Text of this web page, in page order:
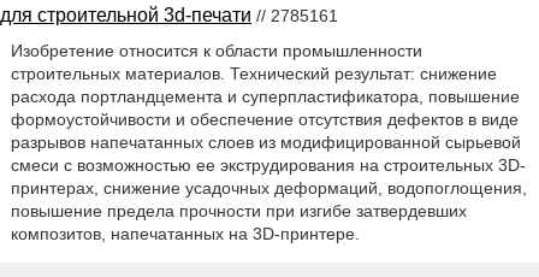
для строительной 3d-печати // 2785161
Изобретение относится к области промышленности
строительных материалов. Технический результат: снижение
расхода портландцемента и суперпластификатора, повышение
формоустойчивости и обеспечение отсутствия дефектов в виде
разрывов напечатанных слоев из модифицированной сырьевой
смеси с возможностью ее экструдирования на строительных 3D-
принтерах, снижение усадочных деформаций, водопоглощения,
повышение предела прочности при изгибе затвердевших
композитов, напечатанных на 3D-принтере.